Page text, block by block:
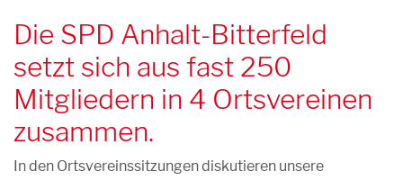
Die SPD Anhalt-Bitterfeld
setzt sich aus fast 250
Mitgliedern in 4 Ortsvereinen
zusammen.
In den Ortsvereinssitzungen diskutieren unsere